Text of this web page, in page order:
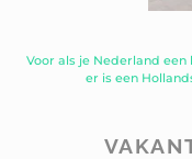
Voor als je Nederland
er is een